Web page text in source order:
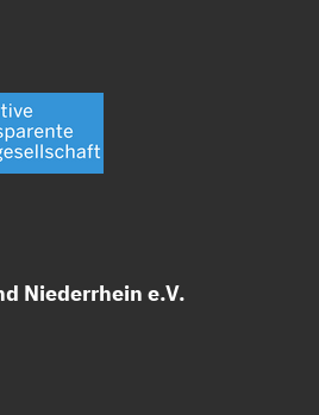
Niederrhein e.V.